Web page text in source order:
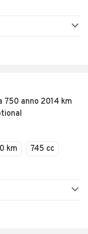
750 anno 2014 km
km
745 cc